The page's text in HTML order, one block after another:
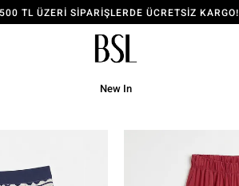
TL ÜZERİ SİPARİŞLERDE ÜCRETSİZ KARGO!
ÜYE OL, 150 TL İNDİRİM KODU KAZAN!
New In